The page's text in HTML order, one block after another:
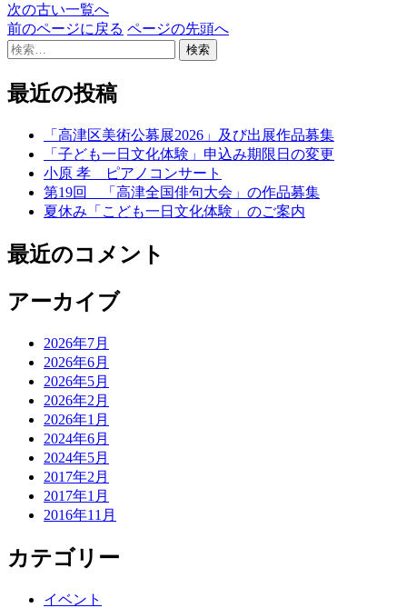
一
覧
ペ
ー
ジ
次の古い一覧へ
前のページに戻る ページの先頭へ
検
最近の投稿
「高津区美術公募展2026」及び出展作品募集
「子ども一日文化体験」申込み期限日の変更
小原 孝 ピアノコンサート
第19回 「高津全国俳句大会」の作品募集
夏休み「こども一日文化体験」のご案内
最近のコメント
アーカイブ
2026年7月
2026年6月
2026年5月
2026年2月
2026年1月
2024年6月
2024年5月
2017年2月
2017年1月
2016年11月
カテゴリー
イベント